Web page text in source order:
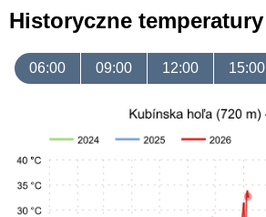
Historyczne temperatury
06:00 09:00 12:00 15:00